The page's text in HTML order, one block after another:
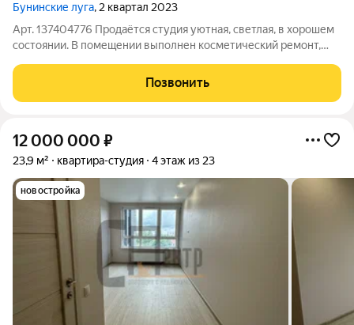
Бунинские луга, 2 квартал 2023
Арт. 137404776 Продаётся студия уютная, светлая, в хорошем
состоянии. В помещении выполнен косметический ремонт,
владельцам. Район с развитой инфраструктурой: рядом
сетевые магазины, кафе,
Позвонить
12 000 000 ₽
23,9 м² квартира-студия 4 этаж из 23
новостройка